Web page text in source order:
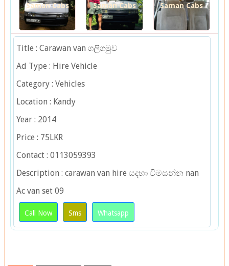
Saman Cabs Saman Cabs Saman Cabs
Title : Carawan van ගලිගමුව
Ad Type : Hire Vehicle
Category : Vehicles
Location : Kandy
Year : 2014
Price : 75LKR
Contact : 0113059393
Description : carawan van hire සදහා විමසන්න nan
Ac van set 09
Call Now Sms Whatsapp